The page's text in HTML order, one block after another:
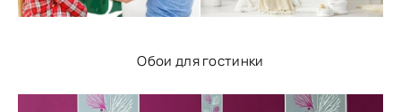
Обои для гостинки